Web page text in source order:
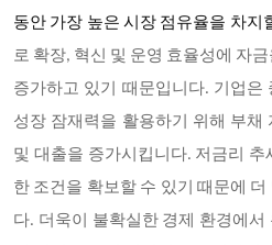
동안 가장 높은 시장 점유율을 차지
로 확장, 혁신 및 운영 효율성에 자
증가하고 있기 때문입니다. 기업은
성장 잠재력을 활용하기 위해 부채
및 대출을 증가시킵니다. 저금리 추
한 조건을 확보할 수 있기 때문에
다. 더욱이 불확실한 경제 환경에